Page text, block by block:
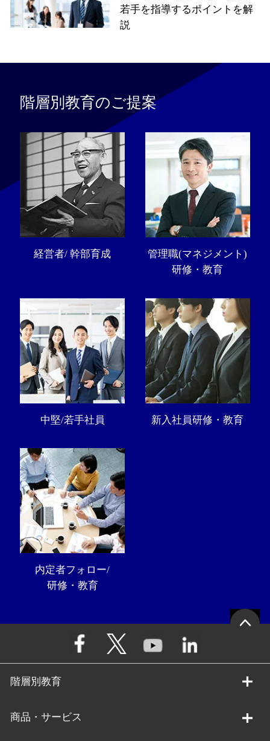
若手を指導するポイントを解
説
階層別教育のご提案
経営者/ 幹部育成
管理職(マネジメント)
研修・教育
中堅/若手社員 新入社員研修・教育
内定者フォロー/
研修・教育
階層別教育
商品・サービス